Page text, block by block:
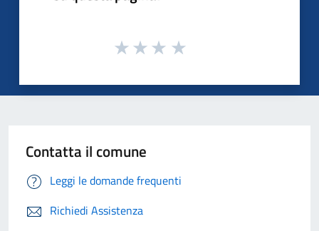
Contatta il comune
Leggi le domande frequenti
Richiedi Assistenza